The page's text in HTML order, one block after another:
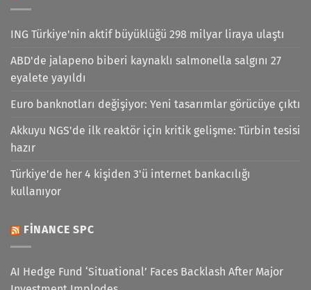
ING Türkiye'nin aktif büyüklüğü 298 milyar liraya ulaştı
ABD'de jalapeno biberi kaynaklı salmonella salgını 27
eyalete yayıldı
Euro banknotları değişiyor: Yeni tasarımlar görücüye çıktı
Akkuyu NGS'de ilk reaktör için kritik gelişme: Türbin tesisi
hazır
Türkiye'de her 4 kişiden 3'ü internet bankacılığı
kullanıyor
FINANCE SPC
AI Hedge Fund ‘Situational’ Faces Backlash After Major